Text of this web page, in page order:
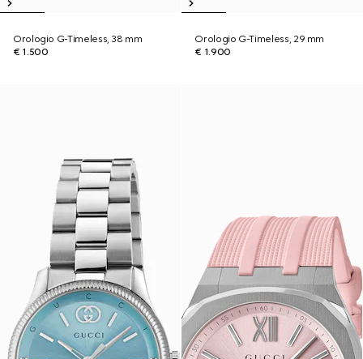
Orologio G-Timeless, 38 mm
€ 1.500
Orologio G-Timeless, 29 mm
€ 1.900